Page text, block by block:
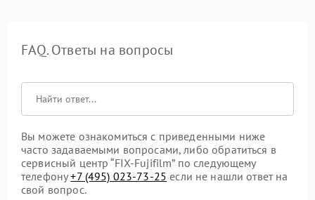
FAQ. Ответы на вопросы
Вы можете ознакомиться с приведенными ниже
часто задаваемыми вопросами, либо обратиться в
сервисный центр “FIX-Fujifilm” по следующему
телефону+7 (495) 023-73-25 если не нашли ответ на
свой вопрос.